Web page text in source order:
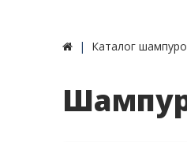
Каталог